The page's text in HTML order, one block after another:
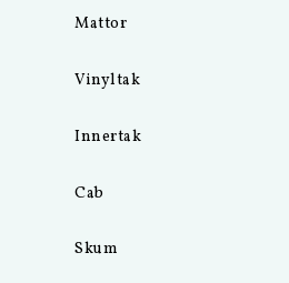
Mattor
Vinyltak
Innertak
Cab
Skum